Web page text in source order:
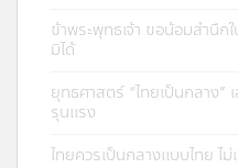
ข้าพระพุทธเจ้า ขอน้อมสำนึ
มิได้
ยุทธศาสตร์ “ไทยเป็นกลาง”
รุนแรง
ไทยควรเป็นกลางแบบไทย ไ